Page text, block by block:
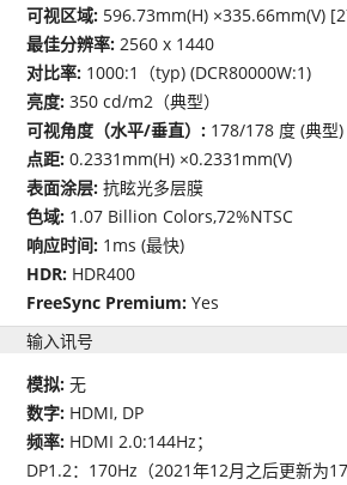
可视区域: 596.73mm(H) ×335.66mm(V)
最佳分辨率:2560 x 1440
对比率: 1000:1（typ) (DCR80000W:1)
亮度:350 cd/m2（典型）
可视角度（水平/垂直）: 178/178 度 (典型)
点距:0.2331mm(H) ×0.2331mm(V)
表面涂层:抗眩光多层膜
色域: 1.07 Billion Colors,72%NTSC
响应时间: 1ms (最快)
HDR: HDR400
FreeSync Premium:Yes
输入讯号
模拟:无
数字: HDMI, DP
频率: HDMI 2.0:144Hz；
DP1.2：170Hz（2021年12月之后更新为